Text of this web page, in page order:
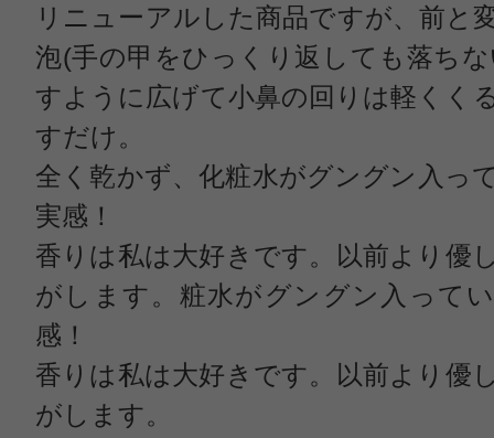
リニューアルした商品ですが、前と
泡(手の甲をひっくり返しても落ち
すように広げて小鼻の回りは軽くく
すだけ。
全く乾かず、化粧水がグングン入っ
実感！
香りは私は大好きです。以前より優
がします。粧水がグングン入って
感！
香りは私は大好きです。以前より優
がします。